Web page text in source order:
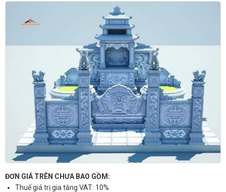
ĐƠN GIÁ TRÊN CHƯA BAO GỒM:
Thuế giá trị gia tăng VAT: 10%